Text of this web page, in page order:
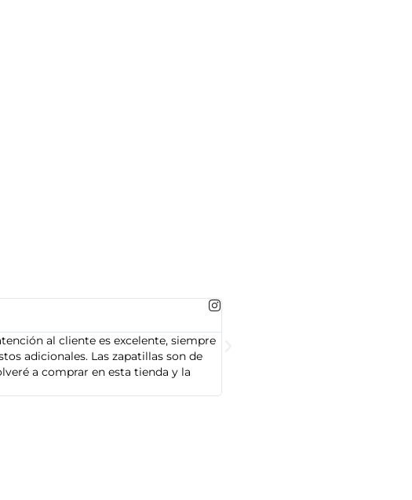
al cliente es excelente, siempre
adicionales. Las zapatillas son de
a comprar en esta tienda y la